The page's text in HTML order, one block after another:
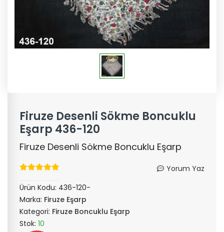
Firuze Desenli Sökme Boncuklu
Eşarp 436-120
Firuze Desenli Sökme Boncuklu Eşarp
Yorum Yaz
Ürün Kodu: 436-120-
Marka: Firuze Eşarp
Kategori: Firuze Boncuklu Eşarp
Stok: 10